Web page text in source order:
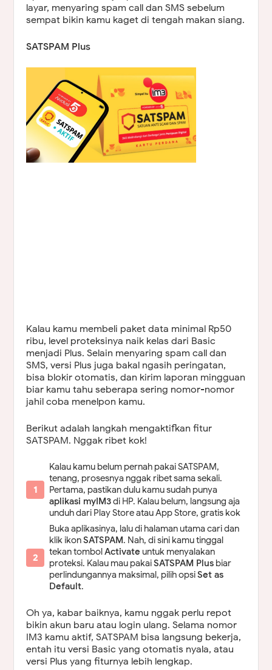
layar, menyaring spam call dan SMS sebelum
sempat bikin kamu kaget di tengah makan siang.
SATSPAM Plus
Kalau kamu membeli paket data minimal Rp50
ribu, level proteksinya naik kelas dari Basic
menjadi Plus. Selain menyaring spam call dan
SMS, versi Plus juga bakal ngasih peringatan,
bisa blokir otomatis, dan kirim laporan mingguan
biar kamu tahu seberapa sering nomor-nomor
jahil coba menelpon kamu.
Berikut adalah langkah mengaktifkan fitur
SATSPAM. Nggak ribet kok!
Kalau kamu belum pernah pakai SATSPAM,
tenang, prosesnya nggak ribet sama sekali.
Pertama, pastikan dulu kamu sudah punya
aplikasi myIM3di HP. Kalau belum, langsung aja
unduh dari Play Store atau App Store, gratis kok
Buka aplikasinya, lalu di halaman utama cari dan
klik ikonSATSPAM. Nah, di sini kamu tinggal
tekan tombol Activate untuk menyalakan
proteksi. Kalau mau pakaiSATSPAM Plusbiar
perlindungannya maksimal, pilih opsiSet as
Default.
Oh ya, kabar baiknya, kamu nggak perlu repot
bikin akun baru atau login ulang. Selama nomor
IM3 kamu aktif, SATSPAM bisa langsung bekerja,
entah itu versi Basic yang otomatis nyala, atau
versi Plus yang fiturnya lebih lengkap.